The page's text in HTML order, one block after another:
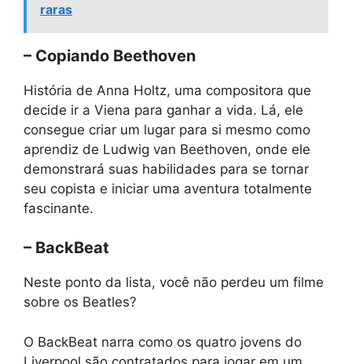
raras
– Copiando Beethoven
História de Anna Holtz, uma compositora que
decide ir a Viena para ganhar a vida. Lá, ele
consegue criar um lugar para si mesmo como
aprendiz de Ludwig van Beethoven, onde ele
demonstrará suas habilidades para se tornar
seu copista e iniciar uma aventura totalmente
fascinante.
– BackBeat
Neste ponto da lista, você não perdeu um filme
sobre os Beatles?
O BackBeat narra como os quatro jovens do